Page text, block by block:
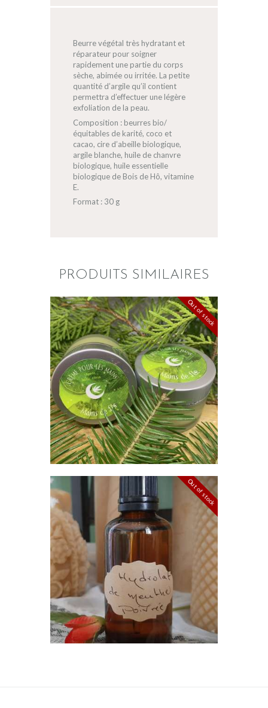
Beurre végétal très hydratant et
réparateur pour soigner
rapidement une partie du corps
sèche, abimée ou irritée. La petite
quantité d’argile qu’il contient
permettra d’effectuer une légère
exfoliation de la peau.
Composition : beurres bio/
équitables de karité, coco et
cacao, cire d’abeille biologique,
argile blanche, huile de chanvre
biologique, huile essentielle
biologique de Bois de Hô, vitamine
E.
Format : 30 g
PRODUITS SIMILAIRES
Out of stock
MAINS DE FÉE
$23. 00
Out of stock
HYDROLAT DE MENTHE
POIVRÉE
$
00